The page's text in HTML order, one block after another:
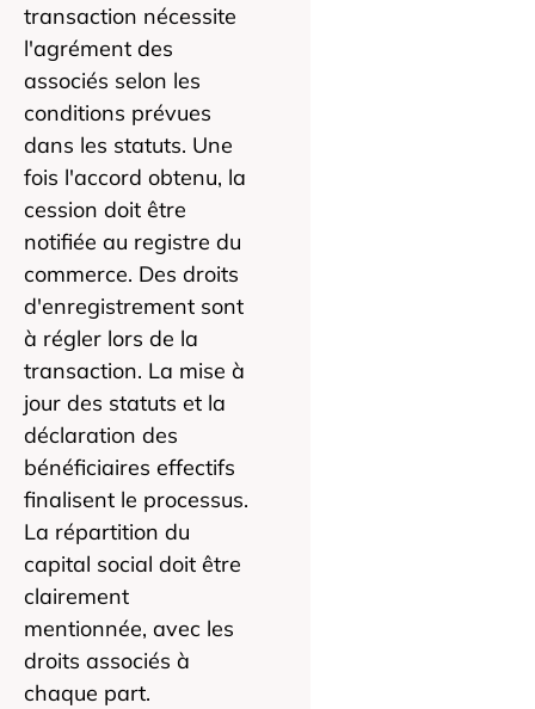
transaction nécessite
l'agrément des
associés selon les
conditions prévues
dans les statuts. Une
fois l'accord obtenu, la
cession doit être
notifiée au registre du
commerce. Des droits
d'enregistrement sont
à régler lors de la
transaction. La mise à
jour des statuts et la
déclaration des
bénéficiaires effectifs
finalisent le processus.
La répartition du
capital social doit être
clairement
mentionnée, avec les
droits associés à
chaque part.